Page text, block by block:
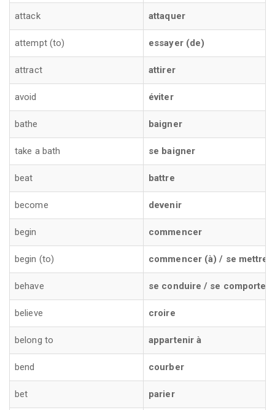
attack attaquer
attempt (to) essayer (de)
attract attirer
avoid éviter
bathe baigner
take a bath se baigner
beat battre
become devenir
begin commencer
begin (to) commencer (à) / se mettre à
behave se conduire / se comporter
believe croire
belong to appartenir à
bend courber
bet parier